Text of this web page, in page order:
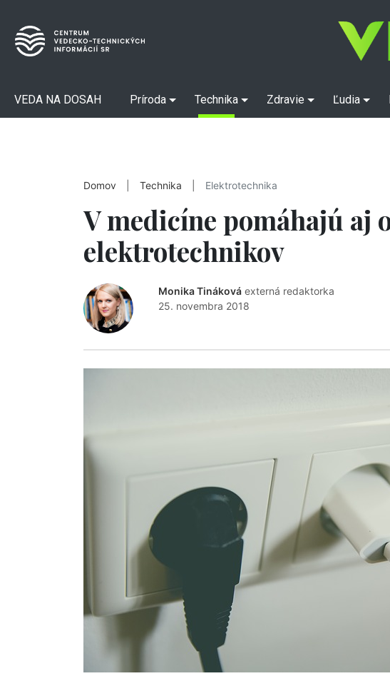
VEDA NA DOSAH Príroda Technika Zdravie Ľudia
Domov Technika Elektrotechnika
V medicíne pomáhajú aj
elektrotechnikov
Monika Tináková externá redaktorka
25. novembra 2018